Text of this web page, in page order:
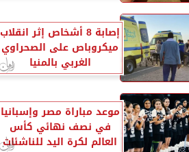
إصابة 8 أشخاص إثر انقلاب
ميكروباص على الصحراوي
الغربي بالمنيا
موعد مباراة مصر وإسبانيا
في نصف نهائي كأس
العالم لكرة اليد للناشئات